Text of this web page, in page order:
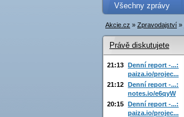
Všechny zprávy
Akcie.cz » Zpravodajství »
Právě diskutujete
21:13 Denní report -...:
paiza.io/projec...
21:12 Denní report -...:
notes.io/e6qyW
20:15 Denní report -...:
paiza.io/projec...